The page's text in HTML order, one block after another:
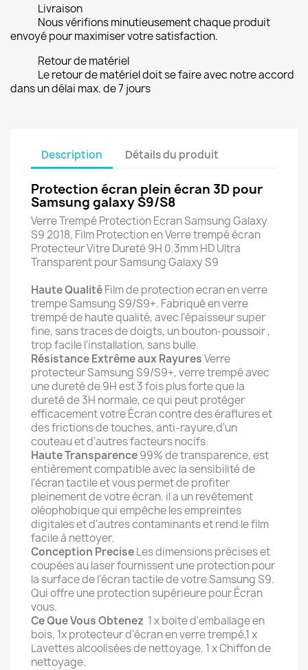
Livraison
Nous vérifions minutieusement chaque produit
envoyé pour maximiser votre satisfaction.
Retour de matériel
Le retour de matériel doit se faire avec notre accord
dans un délai max. de 7 jours
Description Détails du produit
Protection écran plein écran 3D pour
Samsung galaxy S9/S8
Verre Trempé Protection Ecran Samsung Galaxy
S9 2018, Film Protection en Verre trempé écran
Protecteur Vitre Dureté 9H 0.3mm HD Ultra
Transparent pour Samsung Galaxy S9
Haute QualitéFilm de protection ecran en verre
trempe Samsung S9/S9+. Fabriqué en verre
trempé de haute qualité, avec l'épaisseur super
fine, sans traces de doigts, un bouton-poussoir ,
trop facile l'installation, sans bulle.
Résistance Extrême aux RayuresVerre
protecteur Samsung S9/S9+, verre trempé avec
une dureté de 9H est 3 fois plus forte que la
dureté de 3H normale, ce qui peut protéger
efficacement votre Écran contre des éraflures et
des frictions de touches, anti-rayure,d'un
couteau et d'autres facteurs nocifs.
Haute Transparence99% de transparence, est
entièrement compatible avec la sensibilité de
l'écran tactile et vous permet de profiter
pleinement de votre écran. il a un revêtement
oléophobique qui empêche les empreintes
digitales et d'autres contaminants et rend le film
facile à nettoyer.
Conception PreciseLes dimensions précises et
coupées au laser fournissent une protection pour
la surface de l'écran tactile de votre Samsung S9.
Qui offre une protection supérieure pour Écran
vous.
Ce Que Vous Obtenez 1 x boite d'emballage en
bois, 1x protecteur d'écran en verre trempé,1 x
Lavettes alcoolisées de nettoyage, 1 x Chiffon de
nettoyage.